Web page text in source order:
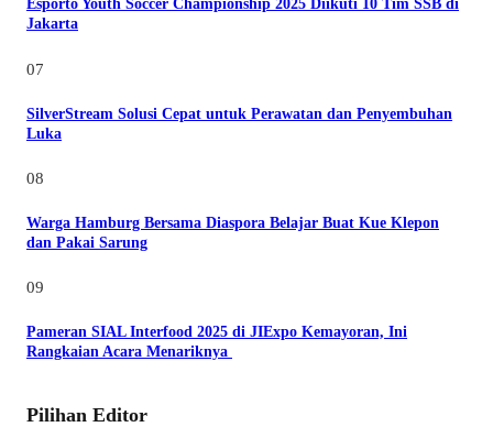
Esporto Youth Soccer Championship 2025 Diikuti 10 Tim SSB di
Jakarta
07
SilverStream Solusi Cepat untuk Perawatan dan Penyembuhan
Luka
08
Warga Hamburg Bersama Diaspora Belajar Buat Kue Klepon
dan Pakai Sarung
09
Pameran SIAL Interfood 2025 di JIExpo Kemayoran, Ini
Rangkaian Acara Menariknya
Pilihan Editor